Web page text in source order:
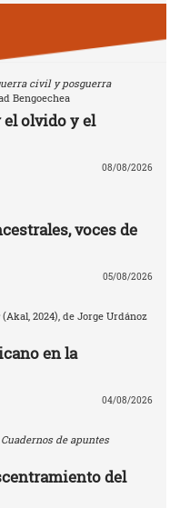
civil y posguerra
Bengoechea
el olvido y el
08/08/2026
voces de
05/08/2026
(Akal, 2024), de Jorge Urdánoz
en la
04/08/2026
de apuntes
del